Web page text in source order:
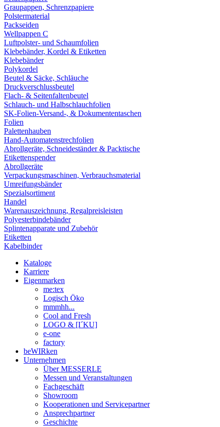
Graupappen, Schrenzpapiere
Polstermaterial
Packseiden
Wellpappen C
Luftpolster- und Schaumfolien
Klebebänder, Kordel & Etiketten
Klebebänder
Polykordel
Beutel & Säcke, Schläuche
Druckverschlussbeutel
Flach- & Seitenfaltenbeutel
Schlauch- und Halbschlauchfolien
SK-Folien-Versand-, & Dokumententaschen
Folien
Palettenhauben
Hand-Automatenstrechfolien
Abrollgeräte, Schneideständer & Packtische
Etikettenspender
Abrollgeräte
Verpackungsmaschinen, Verbrauchsmaterial
Umreifungsbänder
Spezialsortiment
Handel
Warenauszeichnung, Regalpreisleisten
Polyesterbindebänder
Splintenapparate und Zubehör
Etiketten
Kabelbinder
Kataloge
Karriere
Eigenmarken
me:tex
Logisch Öko
mmmhh...
Cool and Fresh
LOGO & [I´KU]
e-one
factory
beWIRken
Unternehmen
Über MESSERLE
Messen und Veranstaltungen
Fachgeschäft
Showroom
Kooperationen und Servicepartner
Ansprechpartner
Geschichte